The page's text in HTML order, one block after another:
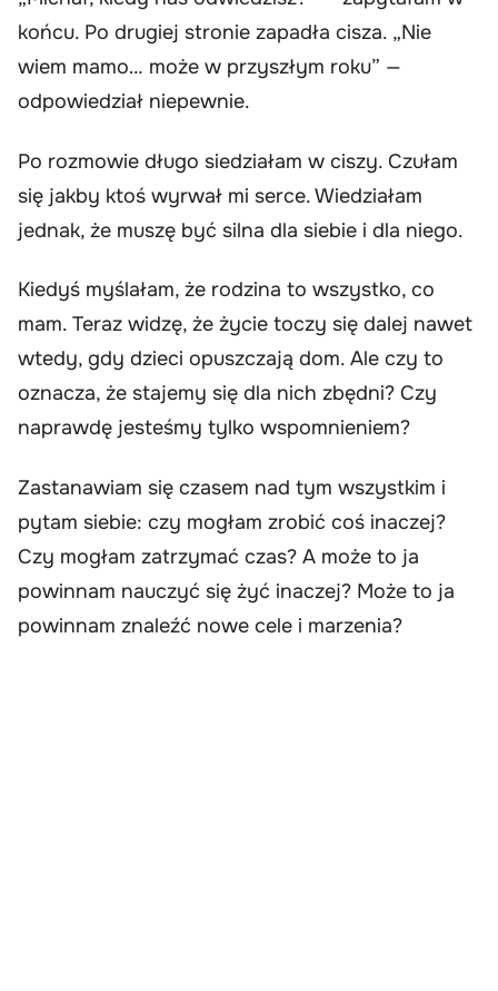
końcu. Po drugiej stronie zapadła cisza. „Nie
wiem mamo… może w przyszłym roku” —
odpowiedział niepewnie.
Po rozmowie długo siedziałam w ciszy. Czułam
się jakby ktoś wyrwał mi serce. Wiedziałam
jednak, że muszę być silna dla siebie i dla niego.
Kiedyś myślałam, że rodzina to wszystko, co
mam. Teraz widzę, że życie toczy się dalej nawet
wtedy, gdy dzieci opuszczają dom. Ale czy to
oznacza, że stajemy się dla nich zbędni? Czy
naprawdę jesteśmy tylko wspomnieniem?
Zastanawiam się czasem nad tym wszystkim i
pytam siebie: czy mogłam zrobić coś inaczej?
Czy mogłam zatrzymać czas? A może to ja
powinnam nauczyć się żyć inaczej? Może to ja
powinnam znaleźć nowe cele i marzenia?